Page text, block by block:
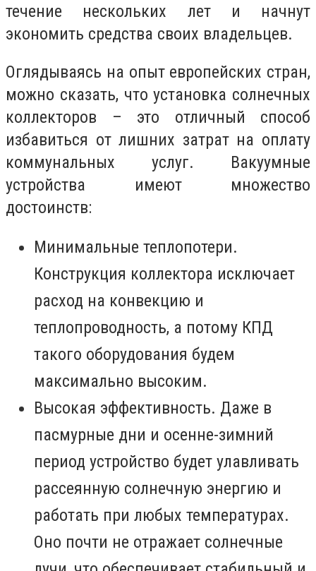
течение нескольких лет и начнут
экономить средства своих владельцев.
Оглядываясь на опыт европейских стран,
можно сказать, что установка солнечных
коллекторов – это отличный способ
избавиться от лишних затрат на оплату
коммунальных услуг. Вакуумные
устройства имеют множество
достоинств:
Минимальные теплопотери.
Конструкция коллектора исключает
расход на конвекцию и
теплопроводность, а потому КПД
такого оборудования будем
максимально высоким.
Высокая эффективность. Даже в
пасмурные дни и осенне-зимний
период устройство будет улавливать
рассеянную солнечную энергию и
работать при любых температурах.
Оно почти не отражает солнечные